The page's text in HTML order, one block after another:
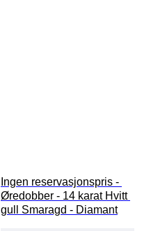
Ingen reservasjonspris -
Øredobber - 14 karat Hvitt
gull Smaragd - Diamant